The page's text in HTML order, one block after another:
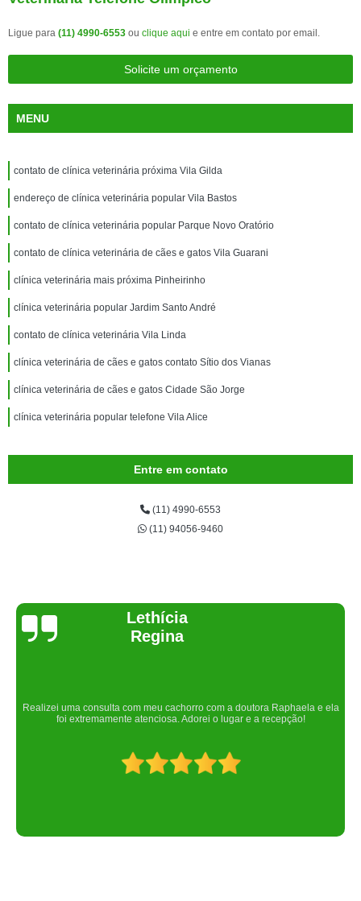
Ligue para (11) 4990-6553 ou clique aqui e entre em contato por email.
Solicite um orçamento
MENU
contato de clínica veterinária próxima Vila Gilda
endereço de clínica veterinária popular Vila Bastos
contato de clínica veterinária popular Parque Novo Oratório
contato de clínica veterinária de cães e gatos Vila Guarani
clínica veterinária mais próxima Pinheirinho
clínica veterinária popular Jardim Santo André
contato de clínica veterinária Vila Linda
clínica veterinária de cães e gatos contato Sítio dos Vianas
clínica veterinária de cães e gatos Cidade São Jorge
clínica veterinária popular telefone Vila Alice
Entre em contato
(11) 4990-6553
(11) 94056-9460
Joelma Lilian
Um lugar maravilhoso. Sempre serei grata pelo que fizeram por nós!